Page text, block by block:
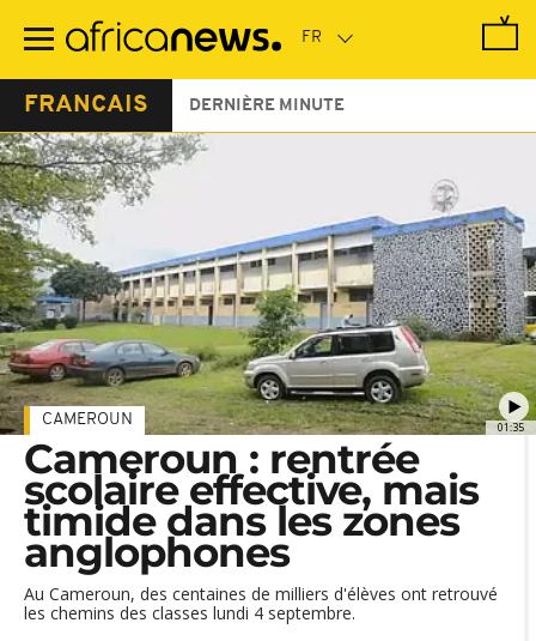
contenu
FRANCAIS DERNIÈRE MINUTE
01:35
CAMEROUN
Cameroun : rentrée
scolaire effective, mais
timide dans les zones
anglophones
Au Cameroun, des centaines de milliers d'élèves ont retrouvé
les chemins des classes lundi 4 septembre.